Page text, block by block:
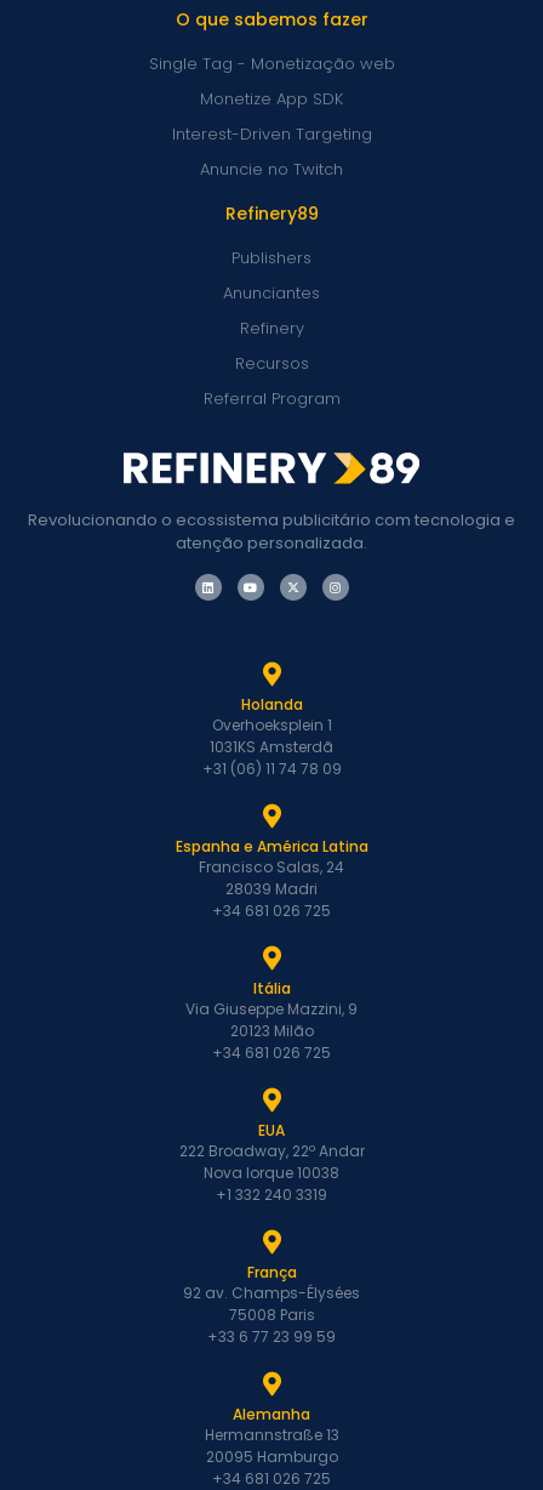
Revolucionando o ecossistema publicitário com tecnologia e
atenção personalizada.
Refinery89
Publishers
Anunciantes
Refinery
Recursos
Referral Program
O que sabemos fazer
Single Tag - Monetização web
Monetize App SDK
Interest-Driven Targeting
Anuncie no Twitch
Holanda
Overhoeksplein 1
1031KS Amsterdã
+31 (06) 11 74 78 09
Espanha e América Latina
Francisco Salas, 24
28039 Madri
+34 681 026 725
Itália
Via Giuseppe Mazzini, 9
20123 Milão
+34 681 026 725
EUA
222 Broadway, 22º Andar
Nova Iorque 10038
+1 332 240 3319
França
92 av. Champs-Élysées
75008 Paris
+33 6 77 23 99 59
Alemanha
Hermannstraße 13
20095 Hamburgo
+34 681 026 725